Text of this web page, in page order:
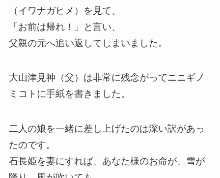
（イワナガヒメ）を見て、
「お前は帰れ！」と言い、
父親の元へ追い返してしまいました。
大山津見神（父）は非常に残念がってニニギノ
ミコトに手紙を書きました。
二人の娘を一緒に差し上げたのは深い訳があっ
たのです。
石長姫を妻にすれば、あなた様のお命が、雪が